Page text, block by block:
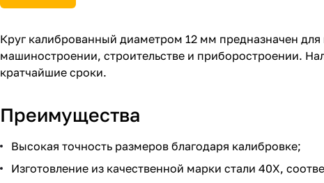
Круг калиброванный диаметром 12 мм предназначен
машиностроении, строительстве и приборостроении.
кратчайшие сроки.
Преимущества
Высокая точность размеров благодаря калибровке;
Изготовление из качественной марки стали 40Х,